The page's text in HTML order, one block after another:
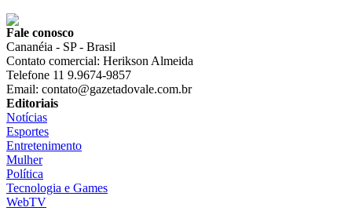
Fale conosco
Cananéia - SP - Brasil
Contato comercial: Herikson Almeida
Telefone 11 9.9674-9857
Email: contato@gazetadovale.com.br
Editoriais
Notícias
Esportes
Entretenimento
Mulher
Política
Tecnologia e Games
WebTV